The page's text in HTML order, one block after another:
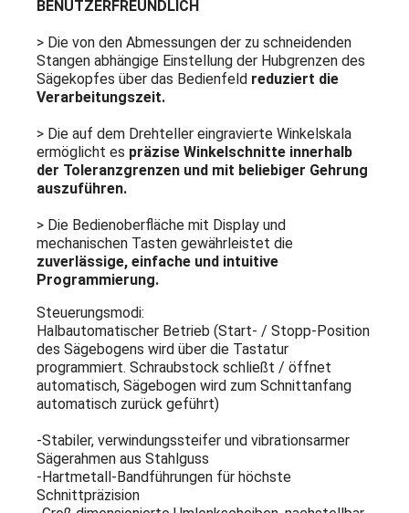
BENUTZERFREUNDLICH
> Die von den Abmessungen der zu schneidenden
Stangen abhängige Einstellung der Hubgrenzen des
Sägekopfes über das Bedienfeld reduziert die
Verarbeitungszeit.
> Die auf dem Drehteller eingravierte Winkelskala
ermöglicht es präzise Winkelschnitte innerhalb
der Toleranzgrenzen und mit beliebiger Gehrung
auszuführen.
> Die Bedienoberfläche mit Display und
mechanischen Tasten gewährleistet die
zuverlässige, einfache und intuitive
Programmierung.
Steuerungsmodi:
Halbautomatischer Betrieb (Start- / Stopp-Position
des Sägebogens wird über die Tastatur
programmiert. Schraubstock schließt / öffnet
automatisch, Sägebogen wird zum Schnittanfang
automatisch zurück geführt)
-Stabiler, verwindungssteifer und vibrationsarmer
Sägerahmen aus Stahlguss
-Hartmetall-Bandführungen für höchste
Schnittpräzision